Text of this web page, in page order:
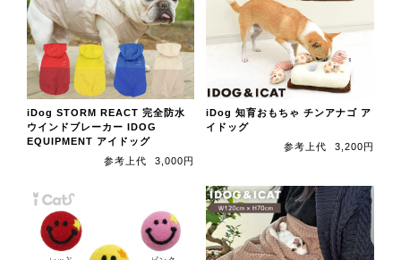
iDog STORM REACT 完全防水
ウインドブレーカー IDOG
EQUIPMENT アイドッグ
参考上代
3,000円
iDog 知育おもちゃ チンアナゴ ア
イドッグ
参考上代
3,200円